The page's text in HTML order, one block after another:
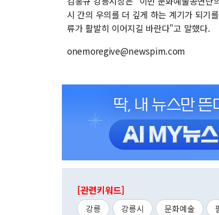
시 간의 우의를 더 깊게 하는 계기가 되기
류가 활발히 이어지길 바란다"고 말했다.
onemoregive@newspim.com
[관련키워드]
강릉 강릉시 문화예술